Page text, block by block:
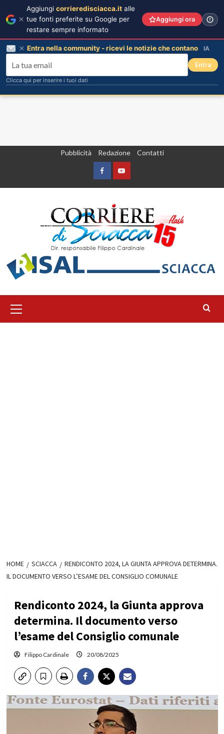
Pubblicità Redazione Contatti
FacebookYountube
principale
HOME SCIACCA
RENDICONTO 2024, LA GIUNTA APPROVA DETERMINA.
IL DOCUMENTO VERSO L’ESAME DEL CONSIGLIO COMUNALE
Rendiconto 2024, la Giunta approva
determina. Il documento verso
l’esame del Consiglio comunale
Filippo Cardinale 20/08/2025
Aggiungi corrieredisciacca.it alle
tue fonti preferite su Google per
restare sempre informato
Aggiungi ora
Entra nella community - ricevi le notizie che contano IA
Entra
Clicca qui per inserire i tuoi dati